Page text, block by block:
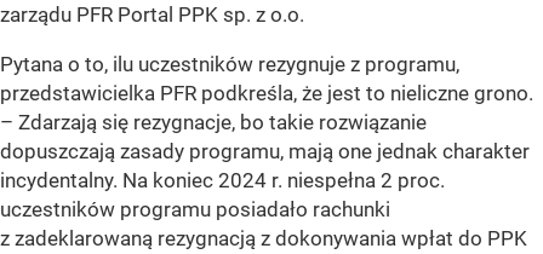
zarządu PFR Portal PPK sp. z o.o.
Pytana o to, ilu uczestników rezygnuje z programu,
przedstawicielka PFR podkreśla, że jest to nieliczne grono.
– Zdarzają się rezygnacje, bo takie rozwiązanie
dopuszczają zasady programu, mają one jednak charakter
incydentalny. Na koniec 2024 r. niespełna 2 proc.
uczestników programu posiadało rachunki
z zadeklarowaną rezygnacją z dokonywania wpłat do PPK